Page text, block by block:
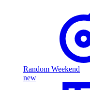
Random Weekend
new